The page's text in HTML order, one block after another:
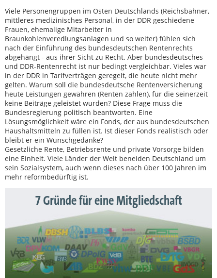
Viele Personengruppen im Osten Deutschlands (Reichsbahner,
mittleres medizinisches Personal, in der DDR geschiedene
Frauen, ehemalige Mitarbeiter in
Braunkohlenveredlungsanlagen und so weiter) fühlen sich
nach der Einführung des bundesdeutschen Rentenrechts
abgehängt - aus ihrer Sicht zu Recht. Aber bundesdeutsches
und DDR-Rentenrecht ist nur bedingt vergleichbar. Vieles war
in der DDR in Tarifverträgen geregelt, die heute nicht mehr
gelten. Warum soll die bundesdeutsche Rentenversicherung
heute Leistungen gewähren (Renten zahlen), für die seinerzeit
keine Beiträge geleistet wurden? Diese Frage muss die
Bundesregierung politisch beantworten. Eine
Lösungsmöglichkeit wäre ein Fonds, der aus bundesdeutschen
Haushaltsmitteln zu füllen ist. Ist dieser Fonds realistisch oder
bleibt er ein Wunschgedanke?
Gesetzliche Rente, Betriebsrente und private Vorsorge bilden
eine Einheit. Viele Länder der Welt beneiden Deutschland um
sein Sozialsystem, auch wenn dieses nach über 100 Jahren im
mehr reformbedürftig ist.
7 Gründe für eine Mitgliedschaft